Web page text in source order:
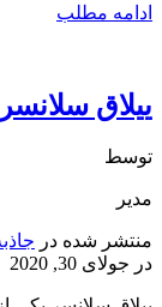
ادامه مطلب
ییلاق سلانسر
توسط
مدیر
منتشر شده در
در جولای 30, 2020